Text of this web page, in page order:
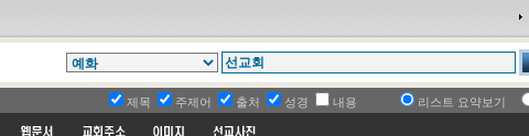
제목 주제어 출처 성경 내용 리스트 요약보기